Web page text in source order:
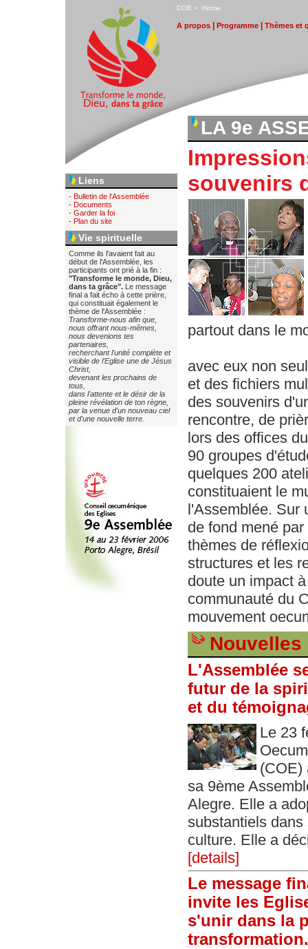
COE > Home
A propos Programme Thèmes et
Liens
- Bulletin de l'Assemblée
- Documents
- Garder la foi
- Plan du site
Vie spirituelle
Comme ils l'avaient fait au
début de l'Assemblée, les
participants ont prié à la fin :
"Transforme le monde, Dieu,
dans ta grâce". Le message
final a fait écho à cette prière,
qui constituait également le
thème de l'Assemblée :
Transforme-nous afin que,
nous offrant nous-mêmes,
nous devenions tes
partenaires,
recherchant l'unité complète et
visible de l'Eglise une de Jésus
Christ,
devenant les prochains de
tous,
dans l'attente et le désir de la
pleine révélation de ton règne,
par la venue d'un nouveau ciel
et d'une nouvelle terre.
LA 9e
souvenirs
partout dans le
avec eux non
et des fichiers
des souvenirs
rencontre, de
lors des offices
90 groupes
quelques 200
constituaient le
l'Assemblée. Sur
de fond mené
thèmes de
structures et les
doute un impact
communauté du
mouvement
L'Assemblée
futur de la
et du
Le 23
(COE)
sa 9ème
Alegre. Elle a
substantiels
culture. Elle a
[details]
Le message
invite les
s'unir dans la
transformation.